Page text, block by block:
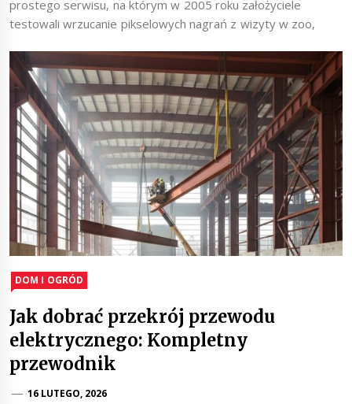
prostego serwisu, na którym w 2005 roku założyciele
testowali wrzucanie pikselowych nagrań z wizyty w zoo,
DOM I OGRÓD
Jak dobrać przekrój przewodu
elektrycznego: Kompletny
przewodnik
16 LUTEGO, 2026